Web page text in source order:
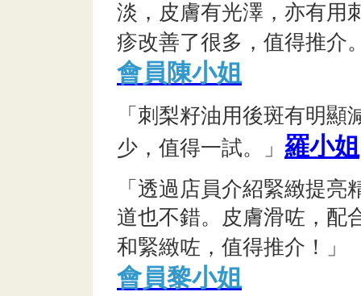
淡，皮膚有光澤，亦有用
疹改善了很多，值得推介
會員陳小姐
「刺梨籽油用後斑有明
少，值得一試。」 羅小姐
「透過店員介紹緊緻提
道也不錯。皮膚滑咗，配
和緊緻咗，值得推介！」
會員黎小姐